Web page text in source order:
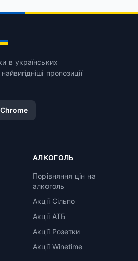
в українських
пропозиції
АЛКОГОЛЬ
Порівняння цін на
алкоголь
Акції Сільпо
Акції АТБ
Акції Розетки
Акції Winetime